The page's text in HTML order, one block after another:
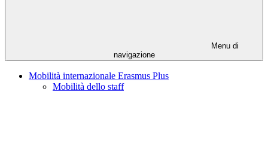
Menu di
navigazione
Mobilità internazionale Erasmus Plus
Mobilità dello staff